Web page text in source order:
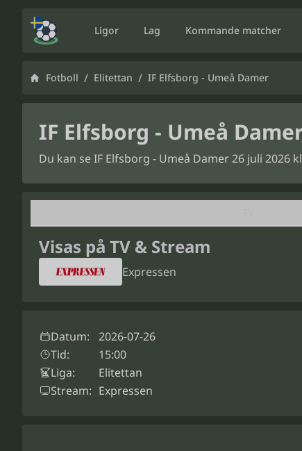
Ligor Lag Kommande matcher
Fotboll / Elitettan / IF Elfsborg - Umeå Damer
IF Elfsborg - Umeå
Du kan se IF Elfsborg - Umeå Damer 26 juli 2026
Visas på TV & Stream
Expressen
Datum:
2026-07-26
Tid:
15:00
Liga:
Elitettan
Stream: Expressen